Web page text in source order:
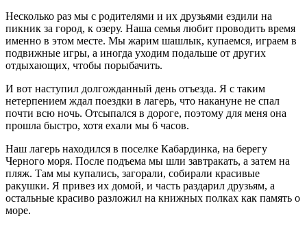
Несколько раз мы с родителями и их друзьями ездили на
пикник за город, к озеру. Наша семья любит проводить время
именно в этом месте. Мы жарим шашлык, купаемся, играем в
подвижные игры, а иногда уходим подальше от других
отдыхающих, чтобы порыбачить.
И вот наступил долгожданный день отъезда. Я с таким
нетерпением ждал поездки в лагерь, что накануне не спал
почти всю ночь. Отсыпался в дороге, поэтому для меня она
прошла быстро, хотя ехали мы 6 часов.
Наш лагерь находился в поселке Кабардинка, на берегу
Черного моря. После подъема мы шли завтракать, а затем на
пляж. Там мы купались, загорали, собирали красивые
ракушки. Я привез их домой, и часть раздарил друзьям, а
остальные красиво разложил на книжных полках как память о
море.